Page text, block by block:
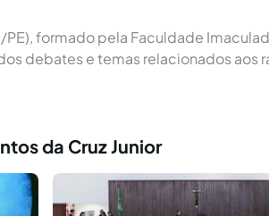
formado pela Faculdade
debates e temas relacionados aos
da Cruz Junior